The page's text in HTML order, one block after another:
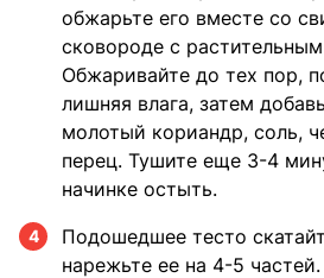
обжарьте его вместе со
сковороде с
Обжаривайте до тех пор,
лишняя влага, затем
молотый кориандр, соль,
перец. Тушите еще 3-4
начинке остыть.
4
Подошедшее тесто
нарежьте ее на 4-5